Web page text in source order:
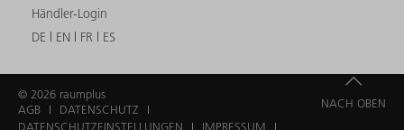
Händler-Login
DE
EN FR ES
© 2026 raumplus
AGB
DATENSCHUTZ
DATENSCHUTZEINSTELLUNGEN
IMPRESSUM
NACH OBEN